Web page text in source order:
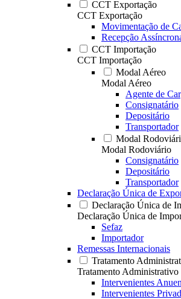
CCT Exportação
CCT Exportação
Movimentação de
Recepção
CCT Importação
CCT Importação
Modal Aéreo
Modal Aéreo
Agente de
Consignatário
Depositário
Transportador
Modal
Modal Rodoviário
Consignatário
Depositário
Transportador
Declaração Única de
Declaração Única de
Declaração Única de
Sefaz
Importador
Remessas Internacionais
Tratamento
Tratamento
Intervenientes
Intervenientes